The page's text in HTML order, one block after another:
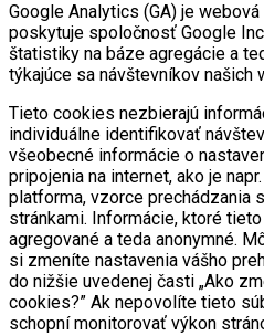
Google Analytics (GA) je
poskytuje spoločnosť Google
štatistiky na báze agregácie a
týkajúce sa návštevníkov našich
Tieto cookies nezbierajú
individuálne identifikovať
všeobecné informácie o
pripojenia na internet, ako je
platforma, vzorce prechádzania
stránkami. Informácie, ktoré
agregované a teda anonymné.
si zmeníte nastavenia vášho
do nižšie uvedenej časti „Ako
cookies?” Ak nepovolíte tieto
schopní monitorovať výkon